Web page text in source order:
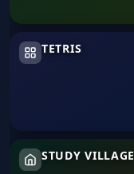
TETRIS
Tetris
STUDY VILLAGE
Study Village